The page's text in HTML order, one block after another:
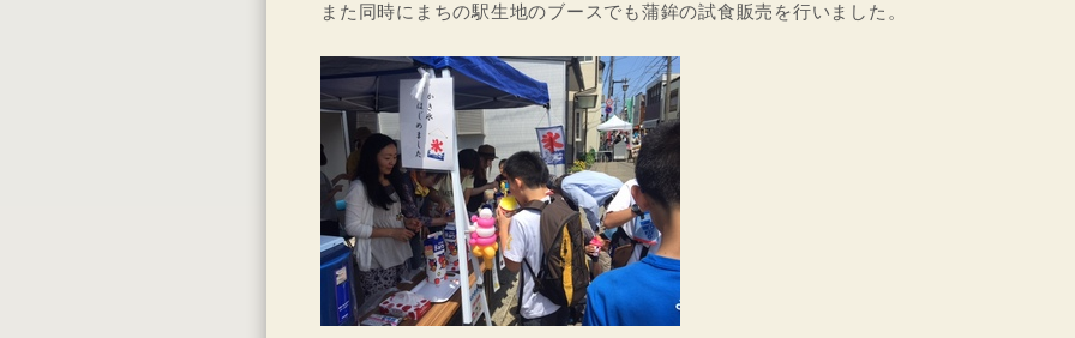
また同時にまちの駅生地のブースでも蒲鉾の試食販売を行いました。